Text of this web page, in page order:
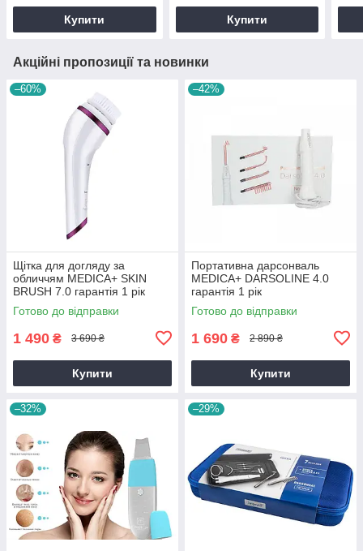
Купити Купити
Акційні пропозиції та новинки
–60%
Щітка для догляду за
обличчям MEDICA+ SKIN
BRUSH 7.0 гарантія 1 рік
Готово до відправки
1 490 ₴ 3 690 ₴
Купити
–42%
Портативна дарсонваль
MEDICA+ DARSOLINE 4.0
гарантія 1 рік
Готово до відправки
1 690 ₴ 2 890 ₴
Купити
–32% –29%